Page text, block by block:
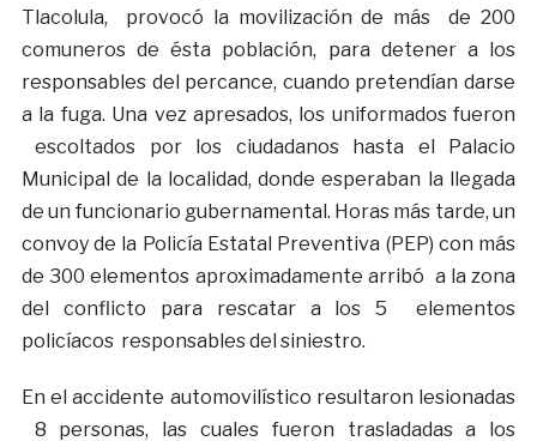
Tlacolula, provocó la movilización de más de 200
comuneros de ésta población, para detener a los
responsables del percance, cuando pretendían darse
a la fuga. Una vez apresados, los uniformados fueron
escoltados por los ciudadanos hasta el Palacio
Municipal de la localidad, donde esperaban la llegada
de un funcionario gubernamental. Horas más tarde, un
convoy de la Policía Estatal Preventiva (PEP) con más
de 300 elementos aproximadamente arribó a la zona
del conflicto para rescatar a los 5 elementos
policíacos responsables del siniestro.
En el accidente automovilístico resultaron lesionadas
8 personas, las cuales fueron trasladadas a los